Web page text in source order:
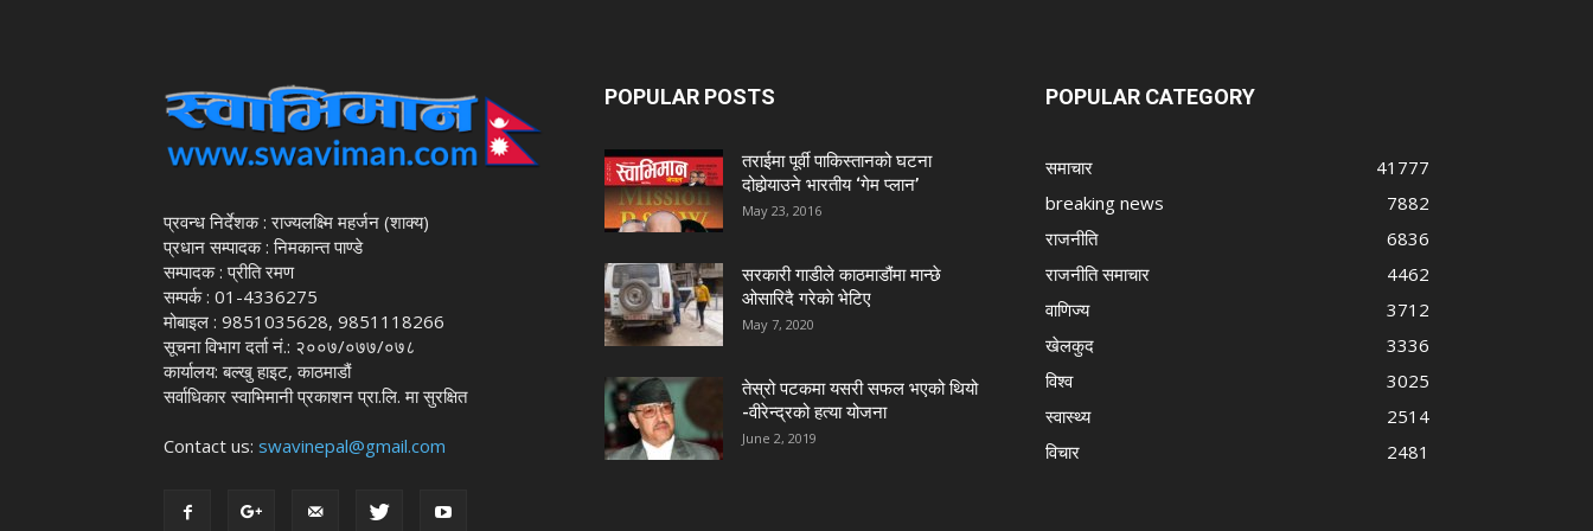
प्रवन्ध निर्देशक : राज्यलक्ष्मि महर्जन (शाक्य)
प्रधान सम्पादक : निमकान्त पाण्डे
सम्पादक : प्रीति रमण
सम्पर्क : 01-4336275
मोबाइल : 9851035628, 9851118266
सूचना विभाग दर्ता नं.: २००७/०७७/०७८
कार्यालय: बल्खु हाइट, काठमाडौं
सर्वाधिकार स्वाभिमानी प्रकाशन प्रा.लि. मा सुरक्षित
Contact us: swavinepal@gmail.com
POPULAR POSTS
तराईमा पूर्वी पाकिस्तानको घटना
दोहोर्‍याउने भारतीय ‘गेम प्लान’
May 23, 2016
सरकारी गाडीले काठमाडौंमा मान्छे
ओसारिदै गरेकाे भेटिए
May 7, 2020
तेस्रो पटकमा यसरी सफल भएको थियो
-वीरेन्द्रको हत्या योजना
June 2, 2019
POPULAR CATEGORY
समाचार
41777
breaking news
7882
राजनीति
6836
राजनीति समाचार
4462
वाणिज्य
3712
खेलकुद
3336
विश्व
3025
स्वास्थ्य
2514
विचार
2481